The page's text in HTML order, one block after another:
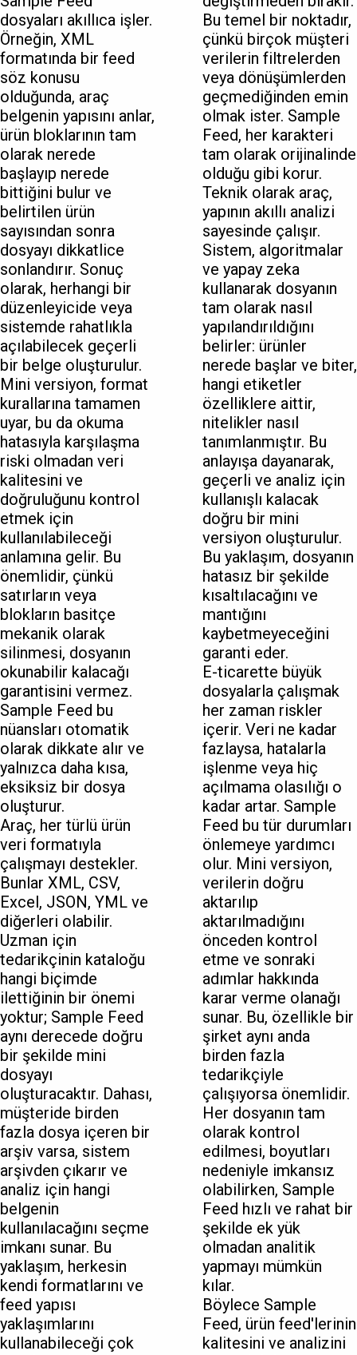
dosyaları akıllıca işler.
Örneğin, XML
formatında bir feed
söz konusu
olduğunda, araç
belgenin yapısını anlar,
ürün bloklarının tam
olarak nerede
başlayıp nerede
bittiğini bulur ve
belirtilen ürün
sayısından sonra
dosyayı dikkatlice
sonlandırır. Sonuç
olarak, herhangi bir
düzenleyicide veya
sistemde rahatlıkla
açılabilecek geçerli
bir belge oluşturulur.
Mini versiyon, format
kurallarına tamamen
uyar, bu da okuma
hatasıyla karşılaşma
riski olmadan veri
kalitesini ve
doğruluğunu kontrol
etmek için
kullanılabileceği
anlamına gelir. Bu
önemlidir, çünkü
satırların veya
blokların basitçe
mekanik olarak
silinmesi, dosyanın
okunabilir kalacağı
garantisini vermez.
Sample Feed bu
nüansları otomatik
olarak dikkate alır ve
yalnızca daha kısa,
eksiksiz bir dosya
oluşturur.
Araç, her türlü ürün
veri formatıyla
çalışmayı destekler.
Bunlar XML, CSV,
Excel, JSON, YML ve
diğerleri olabilir.
Uzman için
tedarikçinin kataloğu
hangi biçimde
ilettiğinin bir önemi
yoktur; Sample Feed
aynı derecede doğru
bir şekilde mini
dosyayı
oluşturacaktır. Dahası,
müşteride birden
fazla dosya içeren bir
arşiv varsa, sistem
arşivden çıkarır ve
analiz için hangi
belgenin
kullanılacağını seçme
imkanı sunar. Bu
yaklaşım, herkesin
kendi formatlarını ve
feed yapısı
yaklaşımlarını
kullanabileceği çok
Bu temel bir noktadır,
çünkü birçok müşteri
verilerin filtrelerden
veya dönüşümlerden
geçmediğinden emin
olmak ister. Sample
Feed, her karakteri
tam olarak orijinalinde
olduğu gibi korur.
Teknik olarak araç,
yapının akıllı analizi
sayesinde çalışır.
Sistem, algoritmalar
ve yapay zeka
kullanarak dosyanın
tam olarak nasıl
yapılandırıldığını
belirler: ürünler
nerede başlar ve biter,
hangi etiketler
özelliklere aittir,
nitelikler nasıl
tanımlanmıştır. Bu
anlayışa dayanarak,
geçerli ve analiz için
kullanışlı kalacak
doğru bir mini
versiyon oluşturulur.
Bu yaklaşım, dosyanın
hatasız bir şekilde
kısaltılacağını ve
mantığını
kaybetmeyeceğini
garanti eder.
E-ticarette büyük
dosyalarla çalışmak
her zaman riskler
içerir. Veri ne kadar
fazlaysa, hatalarla
işlenme veya hiç
açılmama olasılığı o
kadar artar. Sample
Feed bu tür durumları
önlemeye yardımcı
olur. Mini versiyon,
verilerin doğru
aktarılıp
aktarılmadığını
önceden kontrol
etme ve sonraki
adımlar hakkında
karar verme olanağı
sunar. Bu, özellikle bir
şirket aynı anda
birden fazla
tedarikçiyle
çalışıyorsa önemlidir.
Her dosyanın tam
olarak kontrol
edilmesi, boyutları
nedeniyle imkansız
olabilirken, Sample
Feed hızlı ve rahat bir
şekilde ek yük
olmadan analitik
yapmayı mümkün
kılar.
Böylece Sample
Feed, ürün feed'lerinin
kalitesini ve analizini